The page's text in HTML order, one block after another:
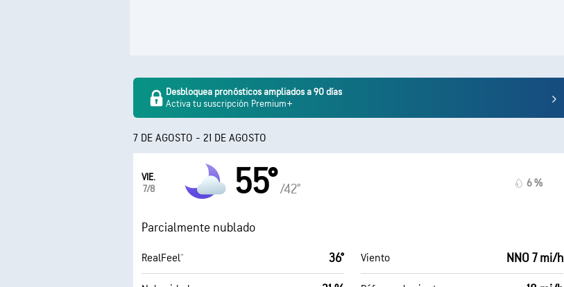
Desbloquea pronósticos ampliados a 90 días
Activa tu suscripción Premium+
7 DE AGOSTO - 21 DE AGOSTO
VIE.
7/8
55° /42° 6 %
Parcialmente nublado
RealFeel® 36° Viento NNO 7 mi/h